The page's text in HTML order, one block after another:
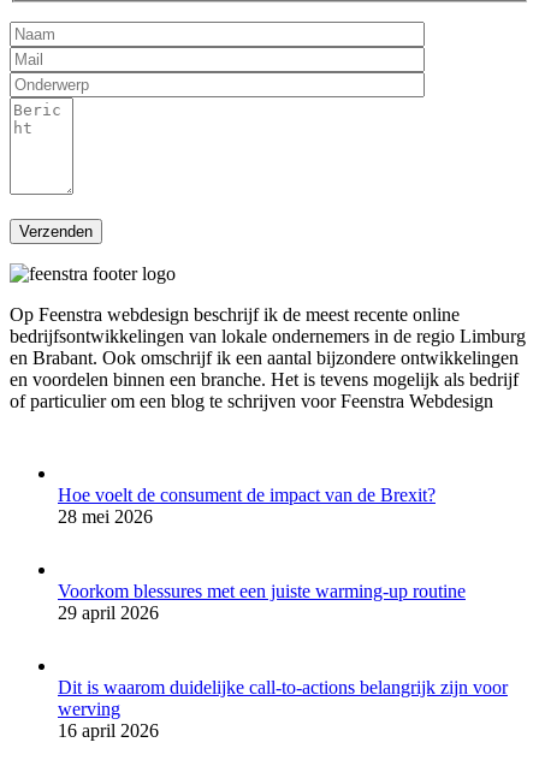
Op Feenstra webdesign beschrijf ik de meest recente online
bedrijfsontwikkelingen van lokale ondernemers in de regio Limburg
en Brabant. Ook omschrijf ik een aantal bijzondere ontwikkelingen
en voordelen binnen een branche. Het is tevens mogelijk als bedrijf
of particulier om een blog te schrijven voor Feenstra Webdesign
Hoe voelt de consument de impact van de Brexit?
28 mei 2026
Voorkom blessures met een juiste warming-up routine
29 april 2026
Dit is waarom duidelijke call-to-actions belangrijk zijn voor
werving
16 april 2026